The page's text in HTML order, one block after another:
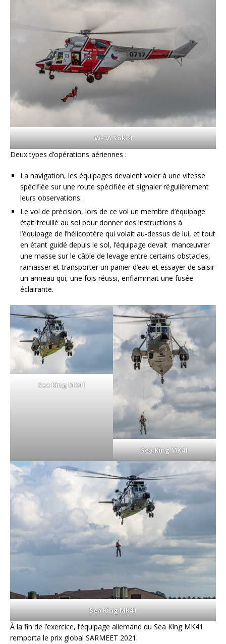
W-3A Sokol
Deux types d’opérations aériennes :
La navigation, les équipages devaient voler à une vitesse
spécifiée sur une route spécifiée et signaler régulièrement
leurs observations.
Le vol de précision, lors de ce vol un membre d’équipage
était treuillé au sol pour donner des instructions à
l’équipage de l’hélicoptère qui volait au-dessus de lui, et tout
en étant guidé depuis le sol, l’équipage devait manœuvrer
une masse sur le câble de levage entre certains obstacles,
ramasser et transporter un panier d’eau et essayer de saisir
un anneau qui, une fois réussi, enflammait une fusée
éclairante.
Sea King MK41
Sea King MK41
Sea King MK41
À la fin de l’exercice, l’équipage allemand du Sea King MK41
remporta le prix global SARMEET 2021.